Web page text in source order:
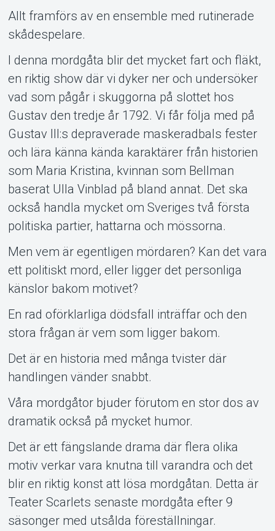
Support
About Tickster
Allt framförs av en ensemble med rutinerade
skådespelare.
I denna mordgåta blir det mycket fart och fläkt,
en riktig show där vi dyker ner och undersöker
vad som pågår i skuggorna på slottet hos
Gustav den tredje år 1792. Vi får följa med på
Gustav III:s depraverade maskeradbals fester
och lära känna kända karaktärer från historien
som Maria Kristina, kvinnan som Bellman
baserat Ulla Vinblad på bland annat. Det ska
också handla mycket om Sveriges två första
politiska partier, hattarna och mössorna.
Men vem är egentligen mördaren? Kan det vara
ett politiskt mord, eller ligger det personliga
känslor bakom motivet?
En rad oförklarliga dödsfall inträffar och den
stora frågan är vem som ligger bakom.
Det är en historia med många tvister där
handlingen vänder snabbt.
Våra mordgåtor bjuder förutom en stor dos av
dramatik också på mycket humor.
Det är ett fängslande drama där flera olika
motiv verkar vara knutna till varandra och det
blir en riktig konst att lösa mordgåtan. Detta är
Teater Scarlets senaste mordgåta efter 9
säsonger med utsålda föreställningar.